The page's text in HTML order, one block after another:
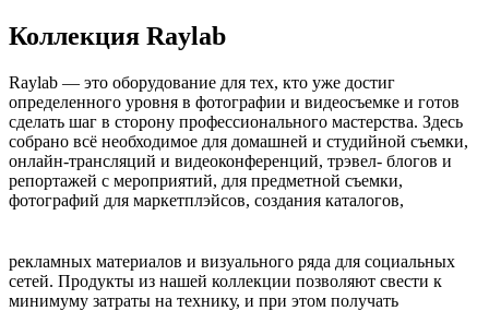
Коллекция Raylab
Raylab — это оборудование для тех, кто уже достиг
определенного уровня в фотографии и видеосъемке и готов
сделать шаг в сторону профессионального мастерства. Здесь
собрано всё необходимое для домашней и студийной съемки,
онлайн-трансляций и видеоконференций, трэвел- блогов и
репортажей с мероприятий, для предметной съемки,
фотографий для маркетплэйсов, создания каталогов,
рекламных материалов и визуального ряда для социальных
сетей. Продукты из нашей коллекции позволяют свести к
минимуму затраты на технику, и при этом получать